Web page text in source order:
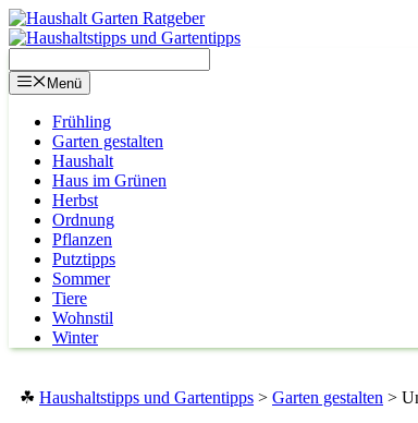
Zum
Inhalt
Menü
Frühling
Garten gestalten
Haushalt
Haus im Grünen
Herbst
Ordnung
Pflanzen
Putztipps
Sommer
Tiere
Wohnstil
Winter
☘ Haushaltstipps und Gartentipps > Garten gestalten >